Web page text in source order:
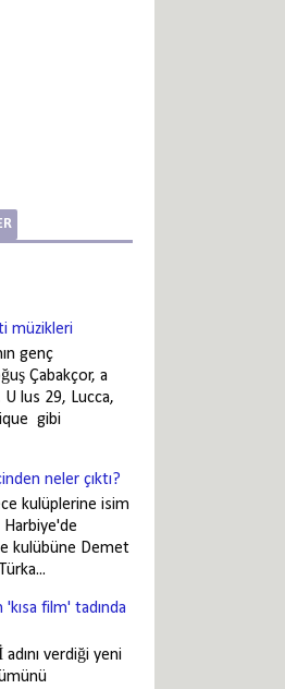
müzikleri
genç
Çabakçor, a
U lus 29, Lucca,
gibi
neler çıktı?
kulüplerine isim
Harbiye'de
kulübüne Demet
film' tadında
verdiği yeni